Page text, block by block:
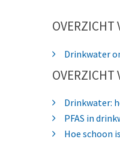
OVERZICHT
Drinkwater
OVERZICHT
Drinkwater:
PFAS in
Hoe schoon